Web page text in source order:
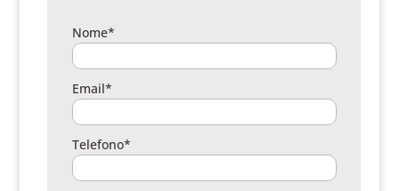
Nome*
Email*
Telefono*